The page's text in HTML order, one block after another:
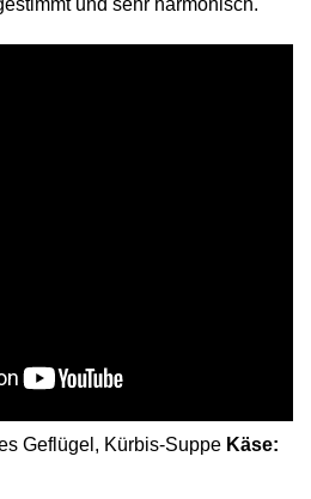
und sehr harmonisch.
Geflügel, Kürbis-Suppe Käse: